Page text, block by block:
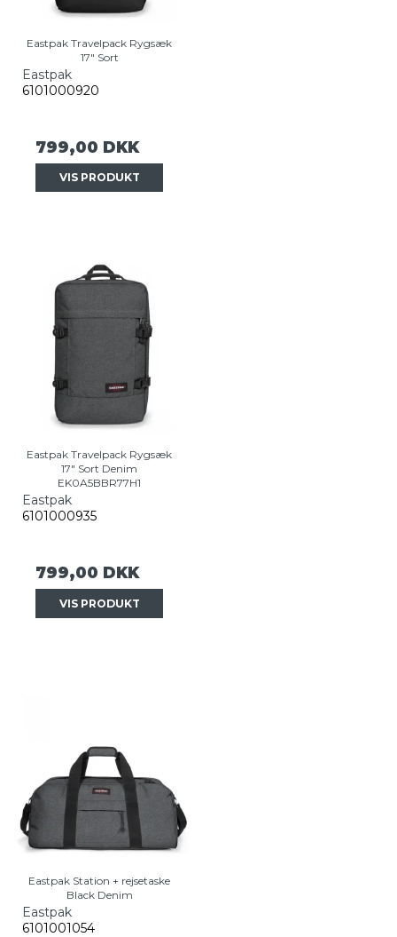
Eastpak Travelpack Rygsæk
17" Sort
Eastpak
6101000920
799,00 DKK
VIS PRODUKT
Eastpak Travelpack Rygsæk
17" Sort Denim
EK0A5BBR77H1
Eastpak
6101000935
799,00 DKK
VIS PRODUKT
Eastpak Station + rejsetaske
Black Denim
Eastpak
6101001054